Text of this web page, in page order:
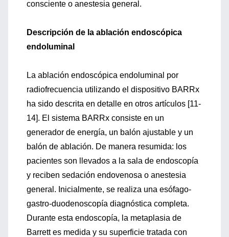
consciente o anestesia general.
Descripción de la ablación endoscópica
endoluminal
La ablación endoscópica endoluminal por
radiofrecuencia utilizando el dispositivo BARRx
ha sido descrita en detalle en otros artículos [11-
14]. El sistema BARRx consiste en un
generador de energía, un balón ajustable y un
balón de ablación. De manera resumida: los
pacientes son llevados a la sala de endoscopía
y reciben sedación endovenosa o anestesia
general. Inicialmente, se realiza una esófago-
gastro-duodenoscopía diagnóstica completa.
Durante esta endoscopía, la metaplasia de
Barrett es medida y su superficie tratada con